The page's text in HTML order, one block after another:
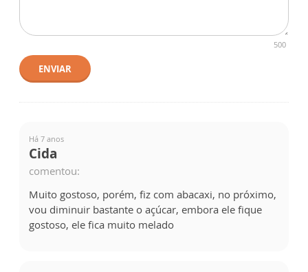
500
ENVIAR
Há 7 anos
Cida
comentou:
Muito gostoso, porém, fiz com abacaxi, no próximo,
vou diminuir bastante o açúcar, embora ele fique
gostoso, ele fica muito melado